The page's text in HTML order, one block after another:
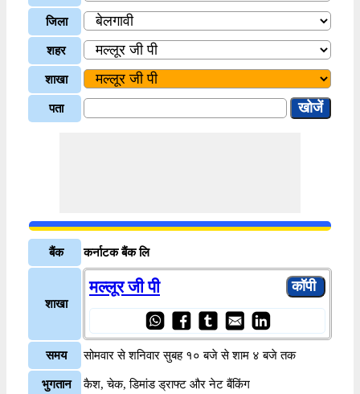
जिला
शहर
शाखा
पता
बैंक कर्नाटक बैंक लि
शाखा
मल्लूर जी पी
समय सोमवार से शनिवार सुबह १० बजे से शाम ४ बजे तक
भुगतान कैश, चेक, डिमांड ड्राफ्ट और नेट बैंकिंग